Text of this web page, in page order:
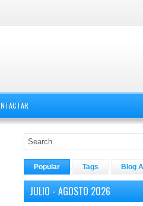
Popular Tags Blog
JULIO - AGOSTO 2026